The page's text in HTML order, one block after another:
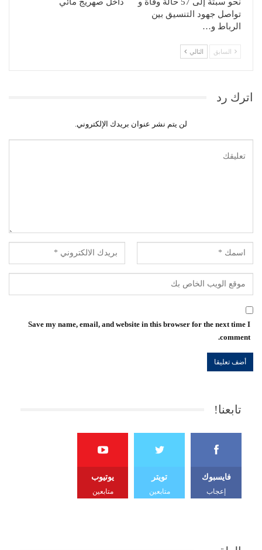
نحو سبتة إلى 57 حالة وفاة و
تواصل جهود التنسيق بين
الرباط و…
داخل صهريج مائي
السابق التالي
اترك رد
لن يتم نشر عنوان بريدك الإلكتروني.
Save my name, email, and website in this browser for the next time I
comment.
تابعنا!
فايسبوك
إعجاب
تويتر
متابعين
يوتيوب
متابعين